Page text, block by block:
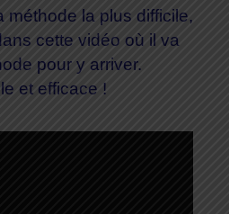
méthode la plus difficile,
cette vidéo où il va
pour y arriver.
et efficace !